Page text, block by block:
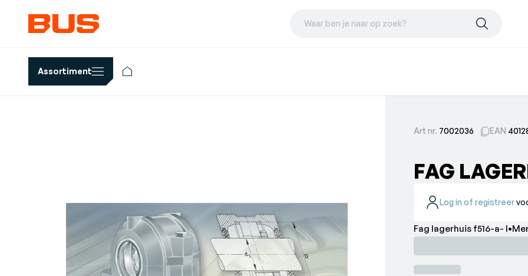
Waar ben je naar op zoek?
Assortiment
Art nr. 7002036 EAN
FAG
Log in of registreer
Fag lagerhuis f516-a-